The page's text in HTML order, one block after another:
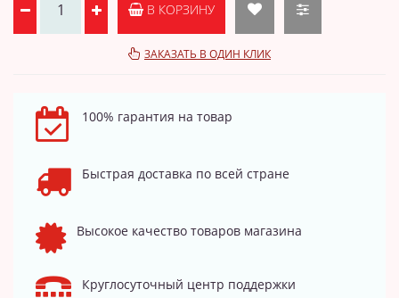
В КОРЗИНУ
ЗАКАЗАТЬ В ОДИН КЛИК
100% гарантия на товар
Быстрая доставка по всей стране
Высокое качество товаров магазина
Круглосуточный центр поддержки